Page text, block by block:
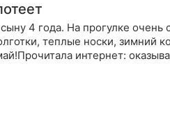
4 года. На прогулке
теплые носки, зимний
интернет: